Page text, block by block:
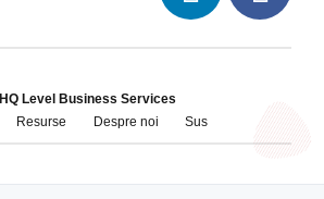
HQ Level Business Services
Resurse Despre noi Sus